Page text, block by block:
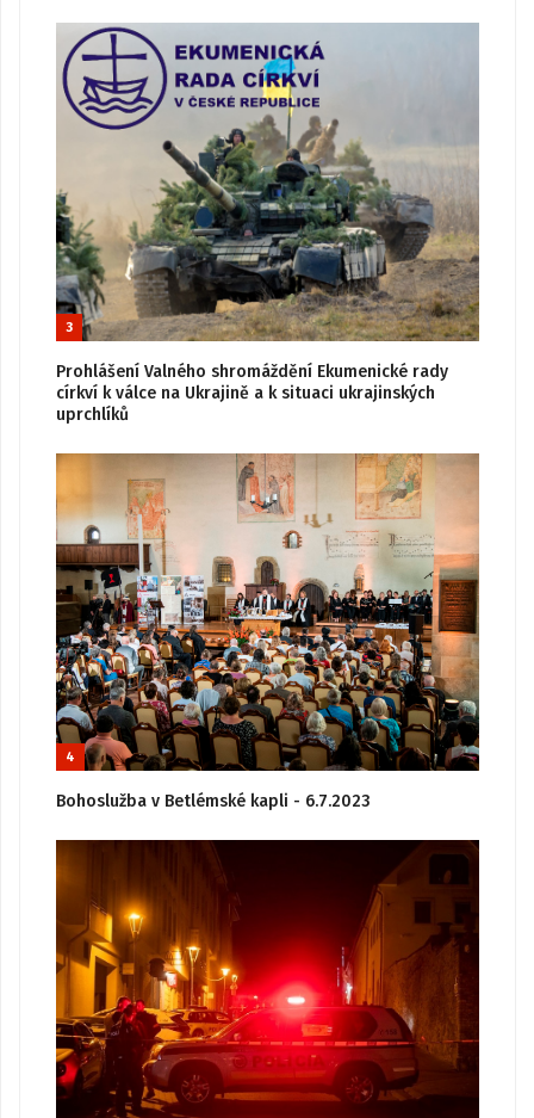
3
Prohlášení Valného shromáždění Ekumenické rady
církví k válce na Ukrajině a k situaci ukrajinských
uprchlíků
4
Bohoslužba v Betlémské kapli - 6.7.2023